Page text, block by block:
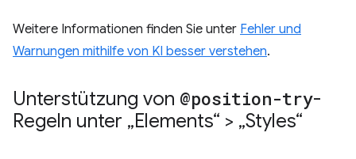
Weitere Informationen finden Sie unter Fehler und
Warnungen mithilfe von KI besser verstehen.
Unterstützung von @position-try-
Regeln unter „Elements“ > „Styles“